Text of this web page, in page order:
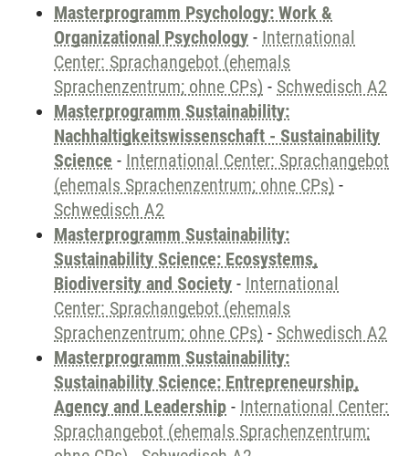
Masterprogramm Psychology: Work &
Organizational Psychology - International
Center: Sprachangebot (ehemals
Sprachenzentrum; ohne CPs) - Schwedisch A2
Masterprogramm Sustainability:
Nachhaltigkeitswissenschaft - Sustainability
Science - International Center: Sprachangebot
(ehemals Sprachenzentrum; ohne CPs) -
Schwedisch A2
Masterprogramm Sustainability:
Sustainability Science: Ecosystems,
Biodiversity and Society - International
Center: Sprachangebot (ehemals
Sprachenzentrum; ohne CPs) - Schwedisch A2
Masterprogramm Sustainability:
Sustainability Science: Entrepreneurship,
Agency and Leadership - International Center:
Sprachangebot (ehemals Sprachenzentrum;